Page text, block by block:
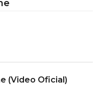
(Video Oficial)